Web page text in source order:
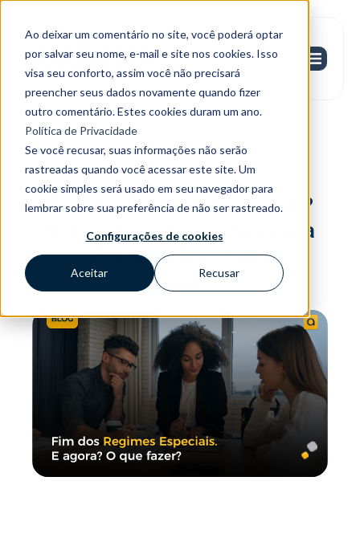
Ao deixar um comentário no site, você poderá optar
por salvar seu nome, e-mail e site nos cookies. Isso
visa seu conforto, assim você não precisará
preencher seus dados novamente quando fizer
outro comentário. Estes cookies duram um ano.
Política de Privacidade
Se você recusar, suas informações não serão
rastreadas quando você acessar este site. Um
cookie simples será usado em seu navegador para
lembrar sobre sua preferência de não ser rastreado.
Configurações de cookies
Aceitar Recusar
Tax
Fim dos Regimes Especiais?
Veja o que está por vir com a
Reforma Tributária